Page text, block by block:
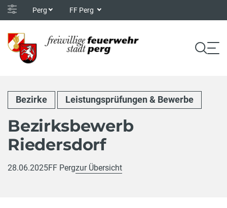
Perg FF Perg
Bezirke Leistungsprüfungen & Bewerbe
Bezirksbewerb
Riedersdorf
28.06.2025FF Pergzur Übersicht